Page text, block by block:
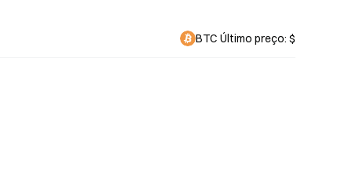
BTC Último preço: $